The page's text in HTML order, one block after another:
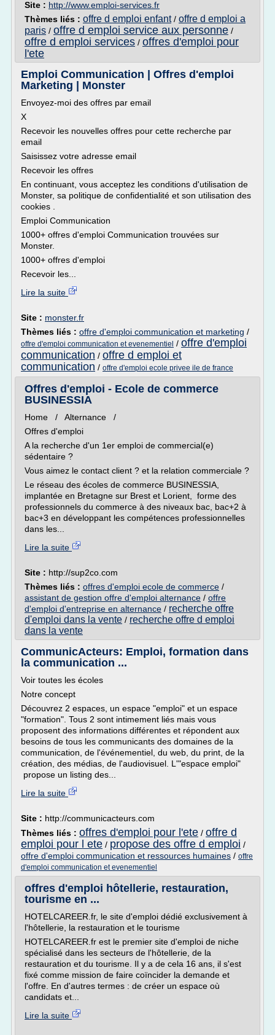
Site : http://www.emploi-services.fr
Thèmes liés : offre d emploi enfant/ offre d emploi a
paris / offre d emploi service aux personne /
offre d emploi services / offres d'emploi pour
l'ete
Emploi Communication | Offres d'emploi
Marketing | Monster
Envoyez-moi des offres par email
X
Recevoir les nouvelles offres pour cette recherche par
email
Saisissez votre adresse email
Recevoir les offres
En continuant, vous acceptez les conditions d'utilisation de
Monster, sa politique de confidentialité et son utilisation des
cookies .
Emploi Communication
1000+ offres d'emploi Communication trouvées sur
Monster.
1000+ offres d'emploi
Recevoir les...
Lire la suite
Site : monster.fr
Thèmes liés : offre d'emploi communication et marketing /
offre d'emploi communication et evenementiel / offre d'emploi
communication / offre d emploi et
communication / offre d'emploi ecole privee ile de france
Offres d'emploi - Ecole de commerce
BUSINESSIA
Home / Alternance /
Offres d'emploi
A la recherche d'un 1er emploi de commercial(e)
sédentaire ?
Vous aimez le contact client ? et la relation commerciale ?
Le réseau des écoles de commerce BUSINESSIA,
implantée en Bretagne sur Brest et Lorient, forme des
professionnels du commerce à des niveaux bac, bac+2 à
bac+3 en développant les compétences professionnelles
dans les...
Lire la suite
Site : http://sup2co.com
Thèmes liés : offres d'emploi ecole de commerce /
assistant de gestion offre d'emploi alternance / offre
d'emploi d'entreprise en alternance / recherche offre
d'emploi dans la vente / recherche offre d emploi
dans la vente
CommunicActeurs: Emploi, formation dans
la communication ...
Voir toutes les écoles
Notre concept
Découvrez 2 espaces, un espace "emploi" et un espace
"formation". Tous 2 sont intimement liés mais vous
proposent des informations différentes et répondent aux
besoins de tous les communicants des domaines de la
communication, de l'événementiel, du web, du print, de la
création, des médias, de l'audiovisuel. L'"espace emploi"
propose un listing des...
Lire la suite
Site : http://communicacteurs.com
Thèmes liés : offres d'emploi pour l'ete / offre d
emploi pour l ete / propose des offre d emploi /
offre d'emploi communication et ressources humaines / offre
d'emploi communication et evenementiel
offres d'emploi hôtellerie, restauration,
tourisme en ...
HOTELCAREER.fr, le site d'emploi dédié exclusivement à
l'hôtellerie, la restauration et le tourisme
HOTELCAREER.fr est le premier site d'emploi de niche
spécialisé dans les secteurs de l'hôtellerie, de la
restauration et du tourisme. Il y a de cela 16 ans, il s'est
fixé comme mission de faire coïncider la demande et
l'offre. En d'autres termes : de créer un espace où
candidats et...
Lire la suite